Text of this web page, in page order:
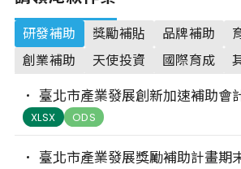
研發補助 獎勵補貼 品牌補助
創業補助
天使投資 國際育成
臺北市產業發展創新加速補助會
XLSX ODS
臺北市產業發展獎勵補助計畫期